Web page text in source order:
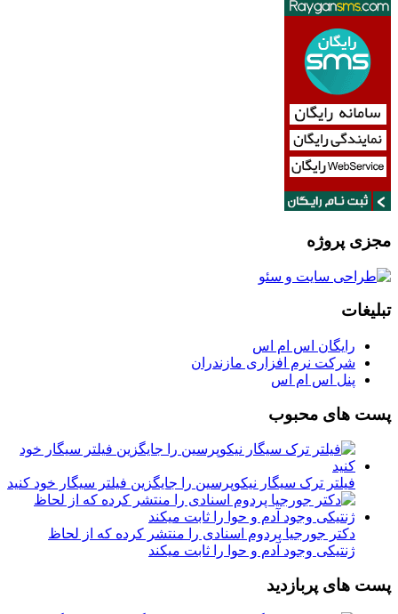
مجزی پروژه
تبلیغات
رایگان اس ام اس
شرکت نرم افزاری مازندران
پنل اس ام اس
پست های محبوب
فیلتر ترک سیگار نیکوپرسین را جایگزین فیلتر سیگار خود کنید
دکتر جورجیا پردوم اسنادی را منتشر کرده که از لحاظ
ژنتیکی وجود آدم و حوا را ثابت میکند
پست های پربازدید